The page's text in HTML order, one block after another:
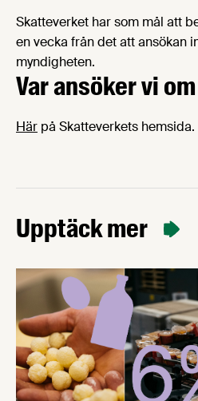
Skatteverket har som mål att
en vecka från det att ansökan
myndigheten.
Var ansöker vi
Här på Skatteverkets hemsida.
Upptäck mer